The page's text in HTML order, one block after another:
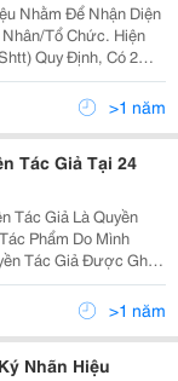
Nhằm Để Nhận Diện
Tổ Chức. Hiện
Quy Định, Có 2
Bao Gồm: Đăng Ký
Ký Bản Quyền Tác
>1 năm
Tác Giả Tại 24
Tác Giả Là Quyền
Phẩm Do Mình
Tác Giả Được Ghi
Nghệ Thuật, Khoa
Âm Nhạc, Tác>1 năm
Nhãn Hiệu